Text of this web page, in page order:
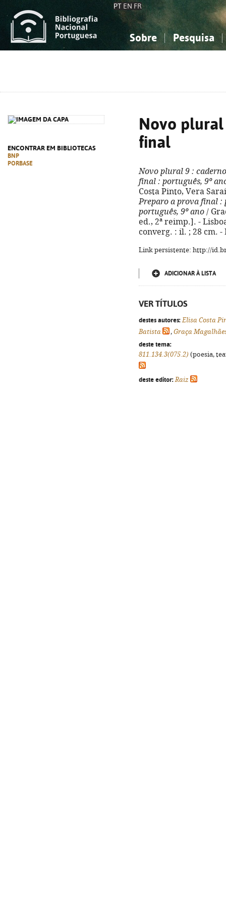
PT EN FR
Sobre Pesquisa
ENCONTRAR EM BIBLIOTECAS
BNP
PORBASE
Novo plural
final
Novo plural 9 :
final : português, 9º
Costa Pinto, Vera
Preparo a prova final :
português, 9º ano /
ed., 2ª reimp.]. -
converg. : il. ; 28 cm. -
Link persistente: http://
ADICIONAR À LISTA
VER TÍTULOS
destes autores: Elisa Costa
Batista
, Graça
deste tema:
811.134.3(075.2) (poesia,
deste editor: Raiz